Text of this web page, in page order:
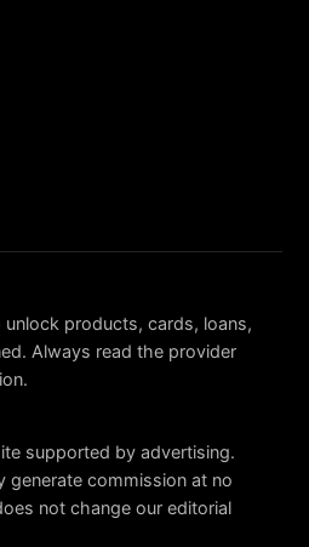
products, cards, loans,
Always read the provider
supported by advertising.
generate commission at no
not change our editorial